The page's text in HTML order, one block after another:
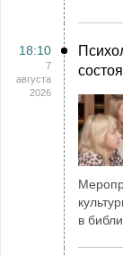
18:10
7
августа
2026
в